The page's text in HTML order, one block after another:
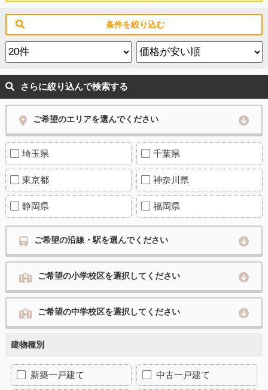
条件を絞り込む
さらに絞り込んで検索する
ご希望のエリアを選んでください
埼玉県 千葉県
東京都 神奈川県
静岡県 福岡県
ご希望の沿線・駅を選んでください
ご希望の小学校区を選択してください
ご希望の中学校区を選択してください
建物種別
新築一戸建て 中古一戸建て